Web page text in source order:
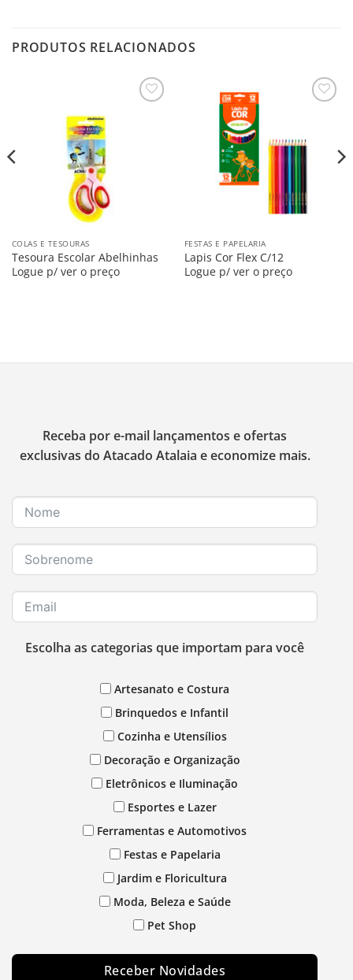
PRODUTOS RELACIONADOS
COLAS E TESOURAS
Tesoura Escolar Abelhinhas
Logue p/ ver o preço
FESTAS E PAPELARIA
Lapis Cor Flex C/12
Logue p/ ver o preço
Receba por e-mail lançamentos e ofertas
exclusivas do Atacado Atalaia e economize mais.
Escolha as categorias que importam para você
Artesanato e Costura
Brinquedos e Infantil
Cozinha e Utensílios
Decoração e Organização
Eletrônicos e Iluminação
Esportes e Lazer
Ferramentas e Automotivos
Festas e Papelaria
Jardim e Floricultura
Moda, Beleza e Saúde
Pet Shop
Receber Novidades